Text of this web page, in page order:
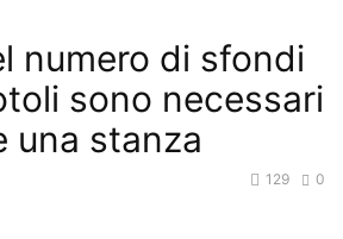
numero di sfondi
sono necessari
una stanza
0
129